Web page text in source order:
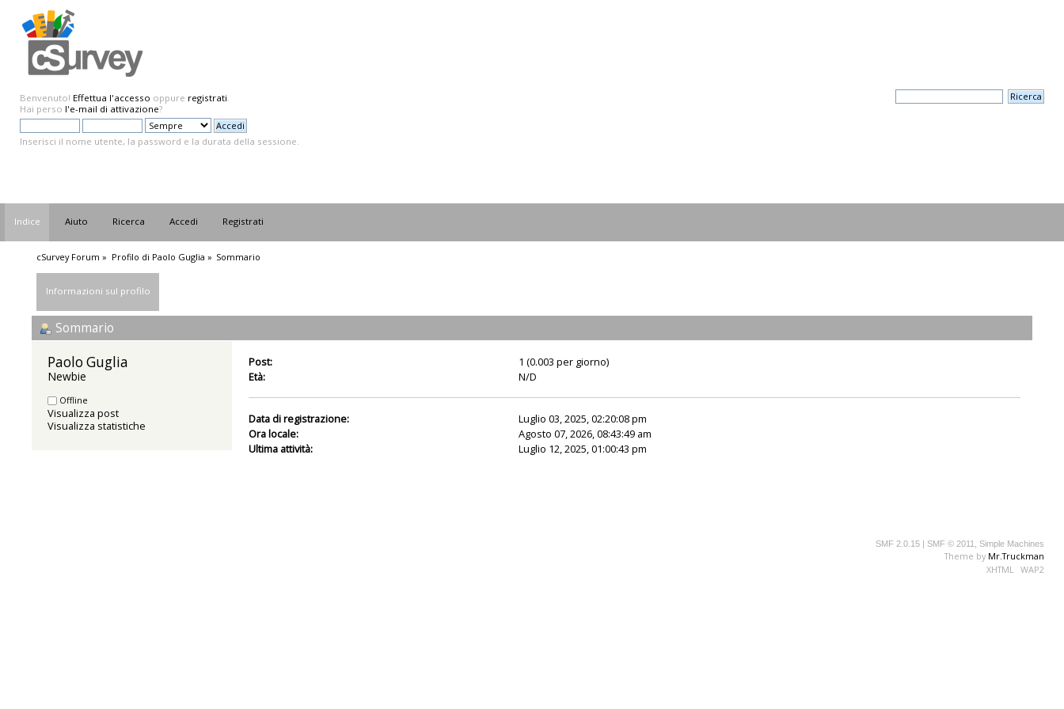
Benvenuto! Effettua l'accesso oppure registrati.
Hai perso l'e-mail di attivazione?
Inserisci il nome utente, la password e la durata della sessione.
Indice Aiuto Ricerca Accedi Registrati
cSurvey Forum » Profilo di Paolo Guglia » Sommario
Informazioni sul profilo
Sommario
Paolo Guglia
Newbie
Offline
Visualizza post
Visualizza statistiche
Post:
1 (0.003 per giorno)
Età:
N/D
Data di registrazione:
Luglio 03, 2025, 02:20:08 pm
Ora locale:
Agosto 07, 2026, 08:43:49 am
Ultima attività:
Luglio 12, 2025, 01:00:43 pm
SMF 2.0.15 | SMF © 2011 Simple Machines
Theme by Mr.Truckman
XHTML
WAP2